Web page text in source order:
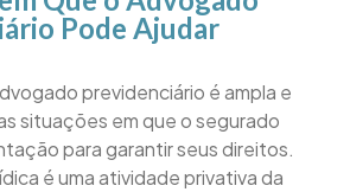
Pode Ajudar
previdenciário é ampla e
situações em que o segurado
para garantir seus direitos.
é uma atividade privativa da